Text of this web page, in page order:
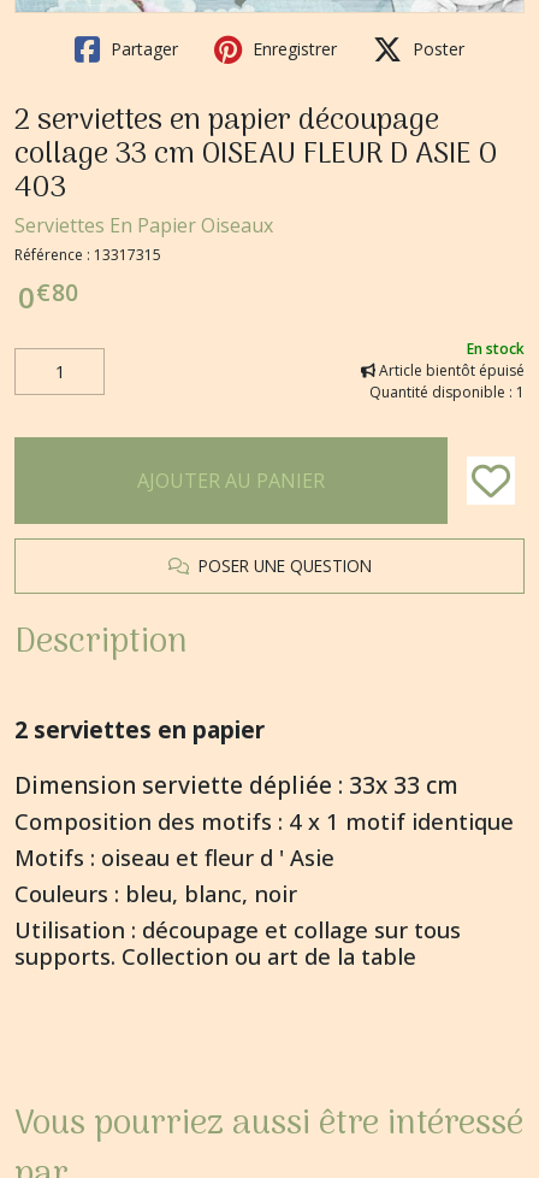
Partager Enregistrer Poster
2 serviettes en papier découpage
collage 33 cm OISEAU FLEUR D ASIE O
403
Serviettes En Papier Oiseaux
Référence : 13317315
0€80
En stock
Article bientôt épuisé
Quantité disponible : 1
AJOUTER AU PANIER
POSER UNE QUESTION
Description
2 serviettes en papier
Dimension serviette dépliée : 33x 33 cm
Composition des motifs : 4 x 1 motif identique
Motifs : oiseau et fleur d ' Asie
Couleurs : bleu, blanc, noir
Utilisation : découpage et collage sur tous
supports. Collection ou art de la table
Vous pourriez aussi être intéressé